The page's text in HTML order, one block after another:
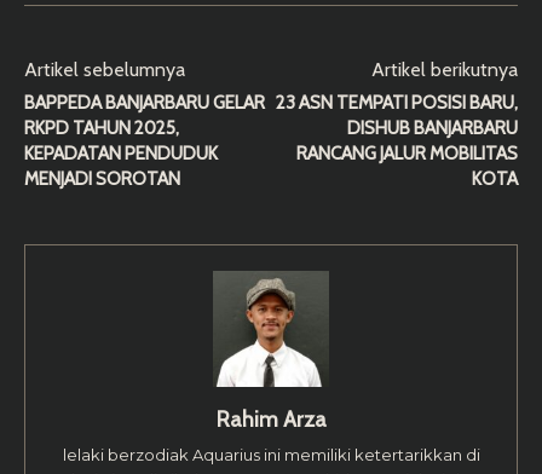
Artikel sebelumnya
BAPPEDA BANJARBARU GELAR
RKPD TAHUN 2025,
KEPADATAN PENDUDUK
MENJADI SOROTAN
Artikel berikutnya
23 ASN TEMPATI POSISI BARU,
DISHUB BANJARBARU
RANCANG JALUR MOBILITAS
KOTA
Rahim Arza
lelaki berzodiak Aquarius ini memiliki ketertarikkan di